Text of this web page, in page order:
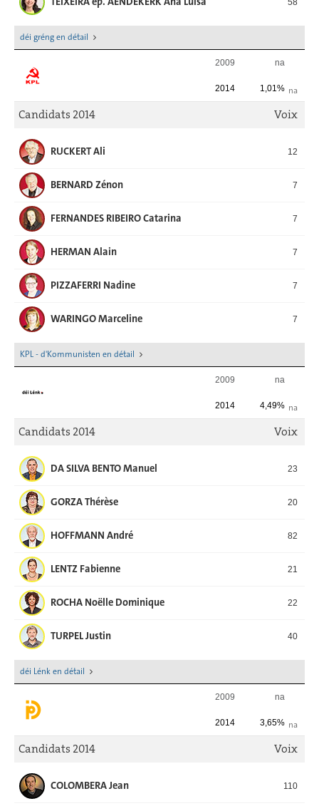
58
déi gréng en détail
2009 na
na
2014 1,01%
Candidats 2014 Voix
RUCKERT Ali 12
BERNARD Zénon 7
FERNANDES RIBEIRO Catarina 7
HERMAN Alain 7
PIZZAFERRI Nadine 7
WARINGO Marceline 7
KPL - d'Kommunisten en détail
2009 na
na
2014 4,49%
Candidats 2014 Voix
DA SILVA BENTO Manuel 23
GORZA Thérèse 20
HOFFMANN André 82
LENTZ Fabienne 21
ROCHA Noëlle Dominique 22
TURPEL Justin 40
déi Lénk en détail
2009 na
na
2014 3,65%
Candidats 2014 Voix
COLOMBERA Jean 110